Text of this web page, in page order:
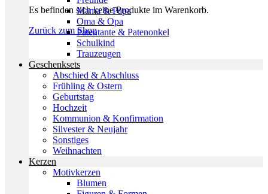
Es befinden sich keine Produkte im Warenkorb.
Zurück zum Shop
Mama & Papa
Oma & Opa
Patentante & Patenonkel
Schulkind
Trauzeugen
Geschenksets
Abschied & Abschluss
Frühling & Ostern
Geburtstag
Hochzeit
Kommunion & Konfirmation
Silvester & Neujahr
Sonstiges
Weihnachten
Kerzen
Motivkerzen
Blumen